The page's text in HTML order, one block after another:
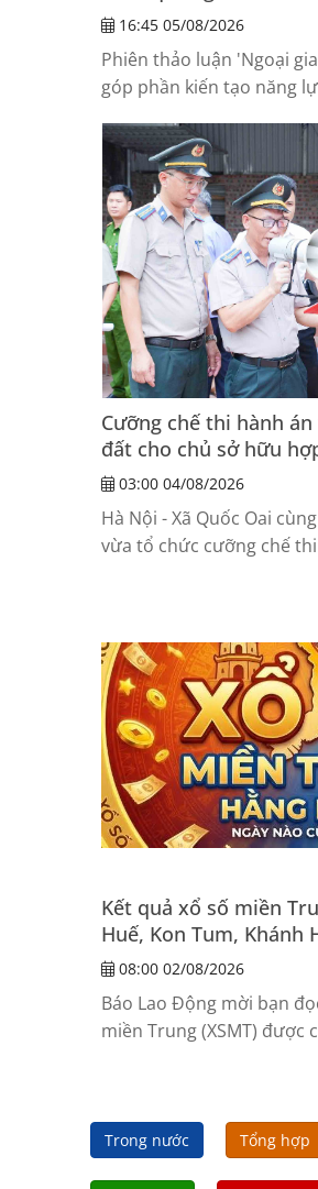
16:45 05/08/2026
Phiên thảo luận 'Ngoại
góp phần kiến tạo năng
Cưỡng chế thi hành
đất cho chủ sở hữu
03:00 04/08/2026
Hà Nội - Xã Quốc Oai
vừa tổ chức cưỡng chế
Kết quả xổ số miền
Huế, Kon Tum, Khánh
08:00 02/08/2026
Báo Lao Động mời bạn
miền Trung (XSMT) được
Trong nước Tổng hợp